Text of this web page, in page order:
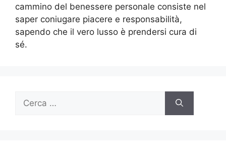
cammino del benessere personale consiste nel
saper coniugare piacere e responsabilità,
sapendo che il vero lusso è prendersi cura di
sé.
Ricerca